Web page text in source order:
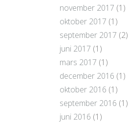
november 2017 (1)
oktober 2017 (1)
september 2017 (2)
juni 2017 (1)
mars 2017 (1)
december 2016 (1)
oktober 2016 (1)
september 2016 (1)
juni 2016 (1)